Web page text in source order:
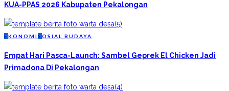
KUA-PPAS 2026 Kabupaten Pekalongan
EKONOMI S OSIAL BUDAYA
Empat Hari Pasca-Launch: Sambel Geprek El Chicken Jadi
Primadona Di Pekalongan